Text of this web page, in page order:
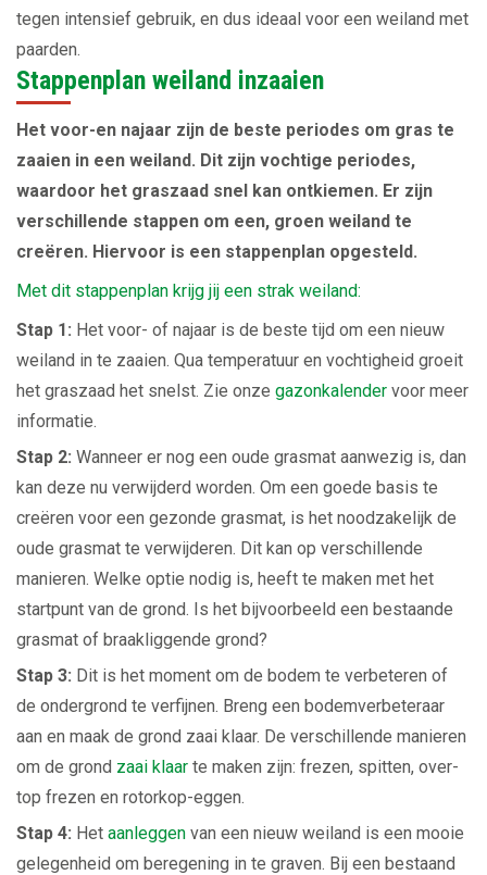
tegen intensief gebruik, en dus ideaal voor een weiland met
paarden.
Stappenplan weiland inzaaien
Het voor-en najaar zijn de beste periodes om gras te
zaaien in een weiland. Dit zijn vochtige periodes,
waardoor het graszaad snel kan ontkiemen. Er zijn
verschillende stappen om een, groen weiland te
creëren. Hiervoor is een stappenplan opgesteld.
Met dit stappenplan krijg jij een strak weiland:
Stap 1: Het voor- of najaar is de beste tijd om een nieuw
weiland in te zaaien. Qua temperatuur en vochtigheid groeit
het graszaad het snelst. Zie onze gazonkalender voor meer
informatie.
Stap 2: Wanneer er nog een oude grasmat aanwezig is, dan
kan deze nu verwijderd worden. Om een goede basis te
creëren voor een gezonde grasmat, is het noodzakelijk de
oude grasmat te verwijderen. Dit kan op verschillende
manieren. Welke optie nodig is, heeft te maken met het
startpunt van de grond. Is het bijvoorbeeld een bestaande
grasmat of braakliggende grond?
Stap 3: Dit is het moment om de bodem te verbeteren of
de ondergrond te verfijnen. Breng een bodemverbeteraar
aan en maak de grond zaai klaar. De verschillende manieren
om de grond zaai klaar te maken zijn: frezen, spitten, over-
top frezen en rotorkop-eggen.
Stap 4: Het aanleggen van een nieuw weiland is een mooie
gelegenheid om beregening in te graven. Bij een bestaand